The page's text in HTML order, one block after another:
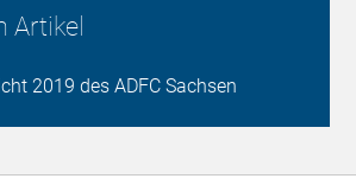
Artikel
2019 des ADFC Sachsen